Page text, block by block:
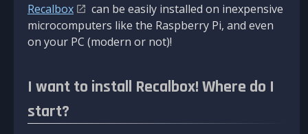
Recalbox
can be easily installed on inexpensive
microcomputers like the Raspberry Pi, and even
on your PC (modern or not)!
I want to install Recalbox! Where do I
start?